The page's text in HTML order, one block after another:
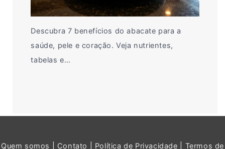
Descubra 7 benefícios do abacate para a
saúde, pele e coração. Veja nutrientes,
tabelas e…
Quem somos Contato Política de Privacidade Termos de